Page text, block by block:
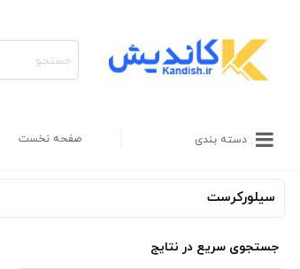
دسته بندی صفحه نخست
سیلورکرست
جستجوی سریع در نتایج